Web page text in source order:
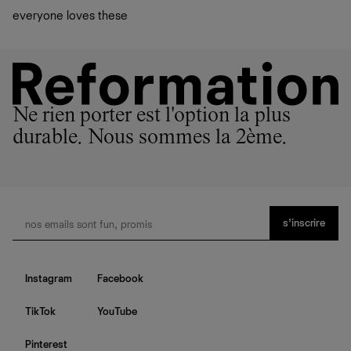
everyone loves these
Ne rien porter est l'option la plus
durable. Nous sommes la 2ème.
s’inscrire
Instagram Facebook
TikTok YouTube
Pinterest